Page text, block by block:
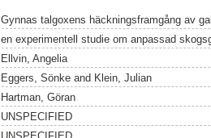
Gynnas talgoxens häckningsframgång av
en experimentell studie om anpassad
Ellvin, Angelia
Eggers, Sönkeand Klein, Julian
Hartman, Göran
UNSPECIFIED